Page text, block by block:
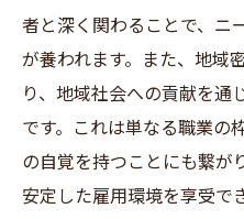
者と深く関わることで、ニ
が養われます。また、地域
り、地域社会への貢献を通
です。これは単なる職業の
の自覚を持つことにも繋が
安定した雇用環境を享受で